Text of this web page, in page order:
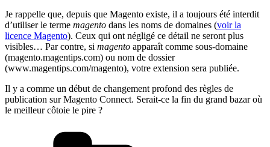
Je rappelle que, depuis que Magento existe, il a toujours été interdit
d’utiliser le terme magento dans les noms de domaines (voir la
licence Magento). Ceux qui ont négligé ce détail ne seront plus
visibles… Par contre, si magento apparaît comme sous-domaine
(magento.magentips.com) ou nom de dossier
(www.magentips.com/magento), votre extension sera publiée.
Il y a comme un début de changement profond des règles de
publication sur Magento Connect. Serait-ce la fin du grand bazar où
le meilleur côtoie le pire ?